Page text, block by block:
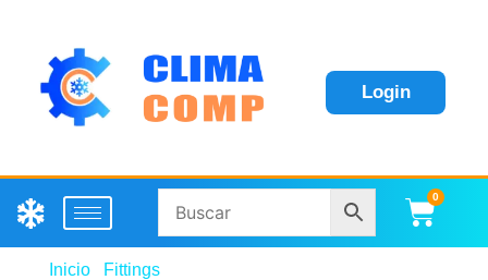
Login
0
Inicio Fittings